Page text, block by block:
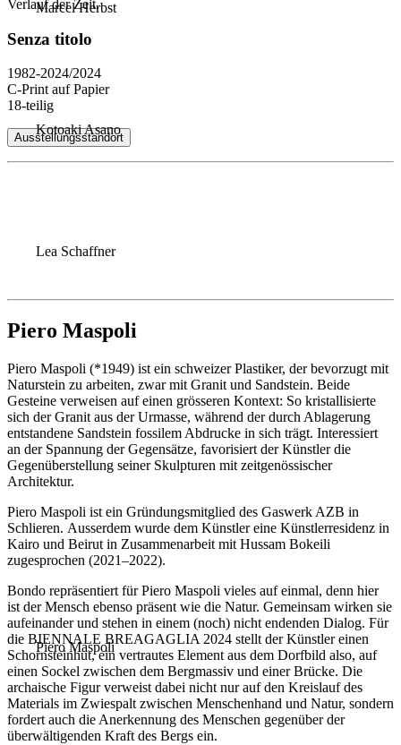
Verlauf der Zeit.
Senza titolo
1982-2024/2024
C-Print auf Papier
18-teilig
Ausstellungsstandort
Piero Maspoli
Piero Maspoli (*1949) ist ein schweizer Plastiker, der bevorzugt mit
Naturstein zu arbeiten, zwar mit Granit und Sandstein. Beide
Gesteine verweisen auf einen grösseren Kontext: So kristallisierte
sich der Granit aus der Urmasse, während der durch Ablagerung
entstandene Sandstein fossilem Abdrucke in sich trägt. Interessiert
an der Spannung der Gegensätze, favorisiert der Künstler die
Gegenüberstellung seiner Skulpturen mit zeitgenössischer
Architektur.
Piero Maspoli ist ein Gründungsmitglied des Gaswerk AZB in
Schlieren. Ausserdem wurde dem Künstler eine Künstlerresidenz in
Kairo und Beirut in Zusammenarbeit mit Hussam Bokeili
zugesprochen (2021–2022).
Bondo repräsentiert für Piero Maspoli vieles auf einmal, denn hier
ist der Mensch ebenso präsent wie die Natur. Gemeinsam wirken sie
aufeinander und stehen in einem (noch) nicht endenden Dialog. Für
die BIENNALE BREAGAGLIA 2024 stellt der Künstler einen
Schornsteinhut, ein vertrautes Element aus dem Dorfbild also, auf
einen Sockel zwischen dem Bergmassiv und einer Brücke. Die
archaische Figur verweist dabei nicht nur auf den Kreislauf des
Materials im Zwiespalt zwischen Menschenhand und Natur, sondern
fordert auch die Anerkennung des Menschen gegenüber der
überwältigenden Kraft des Bergs ein.
Marcel Herbst
Kotoaki Asano
Lea Schaffner
Piero Maspoli